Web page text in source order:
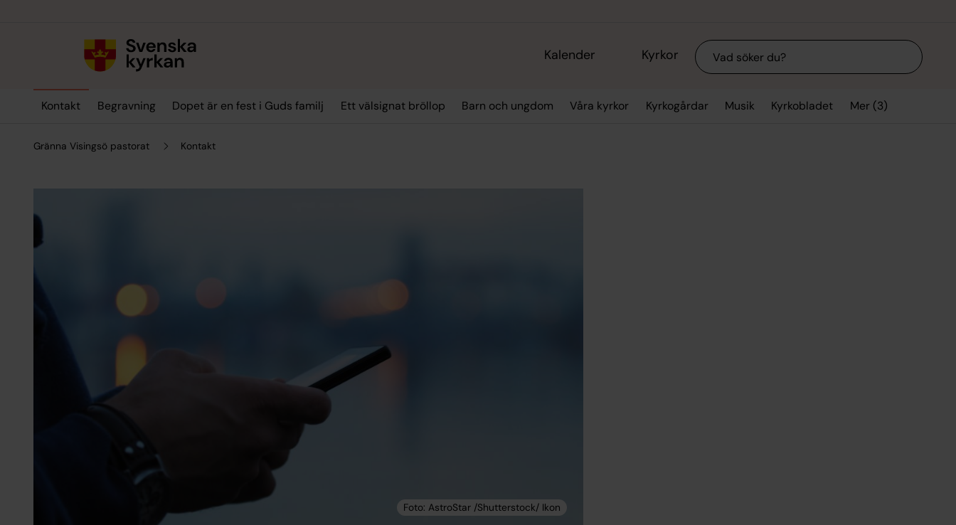
Kalender Kyrkor Sök
Kontakt Begravning Dopet är en fest i Guds familj Ett välsignat bröllop Barn och ungdom Våra kyrkor Kyrkogårdar Musik Kyrkobladet Mer (3)
Gränna Visingsö pastorat Kontakt